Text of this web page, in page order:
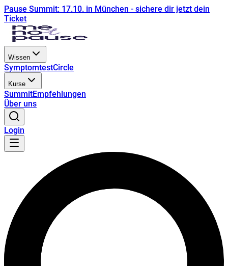
Pause Summit: 17.10. in München - sichere dir jetzt dein
Ticket
Wissen
SymptomtestCircle
Kurse
SummitEmpfehlungen
Über uns
Login